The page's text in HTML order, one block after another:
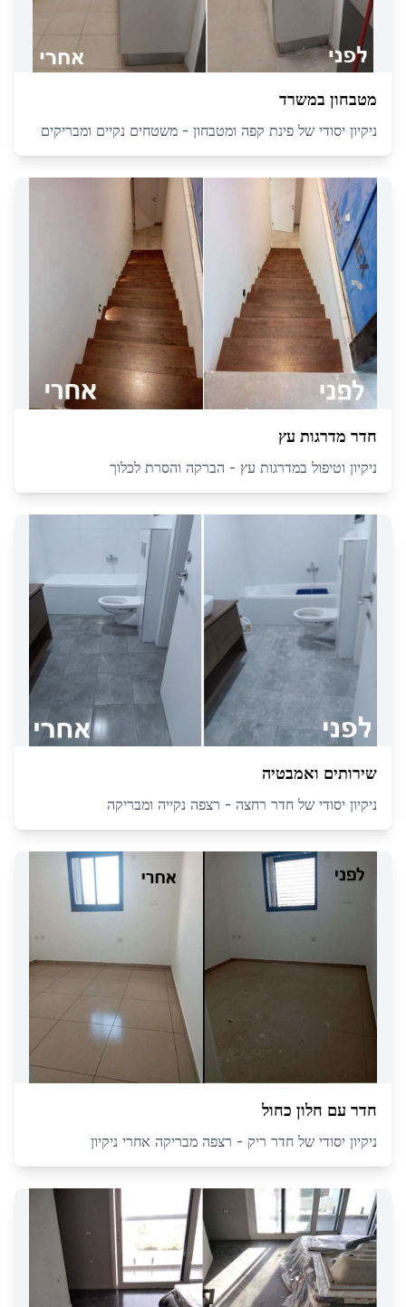
מטבחון במשרד
ניקיון יסודי של פינת קפה ומטבחון - משטחים נקיים ומבריקים
חדר מדרגות עץ
ניקיון וטיפול במדרגות עץ - הברקה והסרת לכלוך
שירותים ואמבטיה
ניקיון יסודי של חדר רחצה - רצפה נקייה ומבריקה
חדר עם חלון כחול
ניקיון יסודי של חדר ריק - רצפה מבריקה אחרי ניקיון